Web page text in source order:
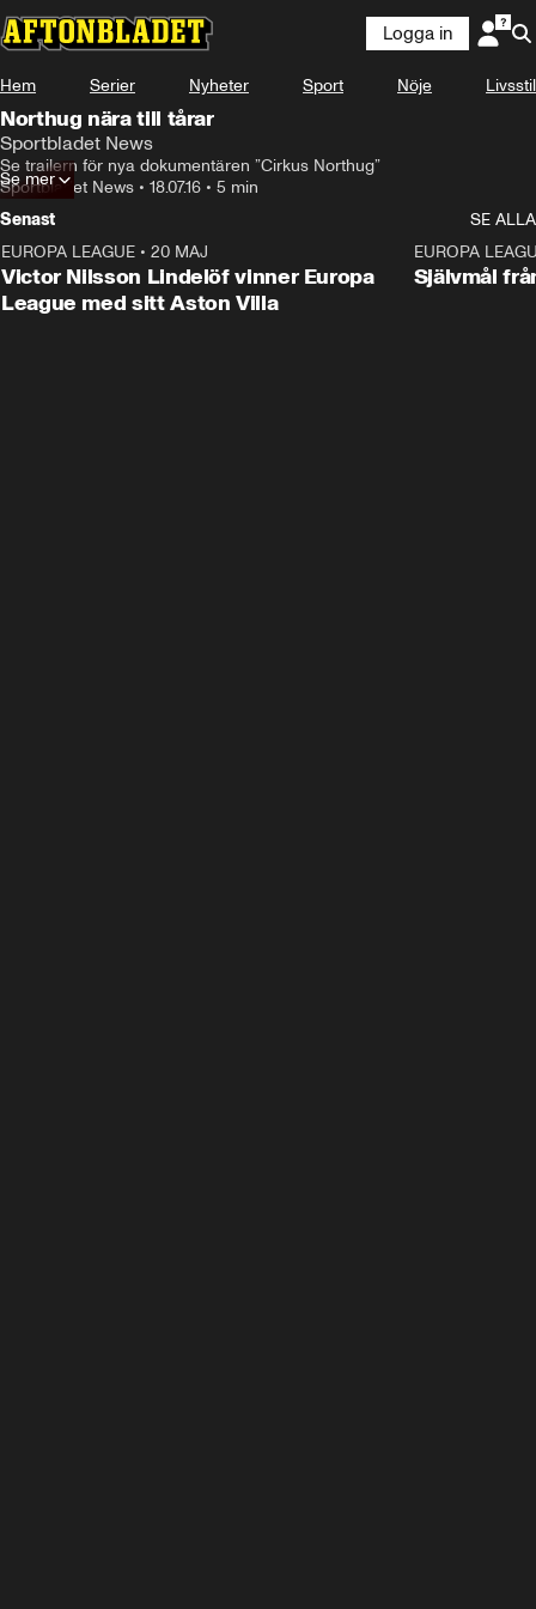
Logga in
Hem Serier Nyheter Sport Nöje Livsstil
Northug nära till tårar
Sportbladet News
Se trailern för nya dokumentären ”Cirkus Northug”
Sportbladet News • 18.07.16 • 5 min
Se mer
Senast
SE ALLA
EUROPA LEAGUE • 20 MAJ
Victor Nilsson Lindelöf vinner Europa
League med sitt Aston Villa
EUROPA
Självmål